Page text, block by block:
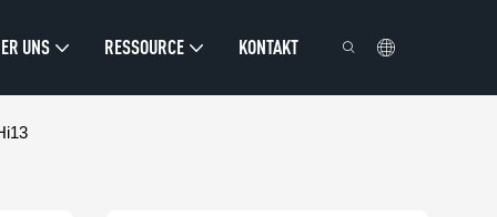
UNS RESSOURCE KONTAKT